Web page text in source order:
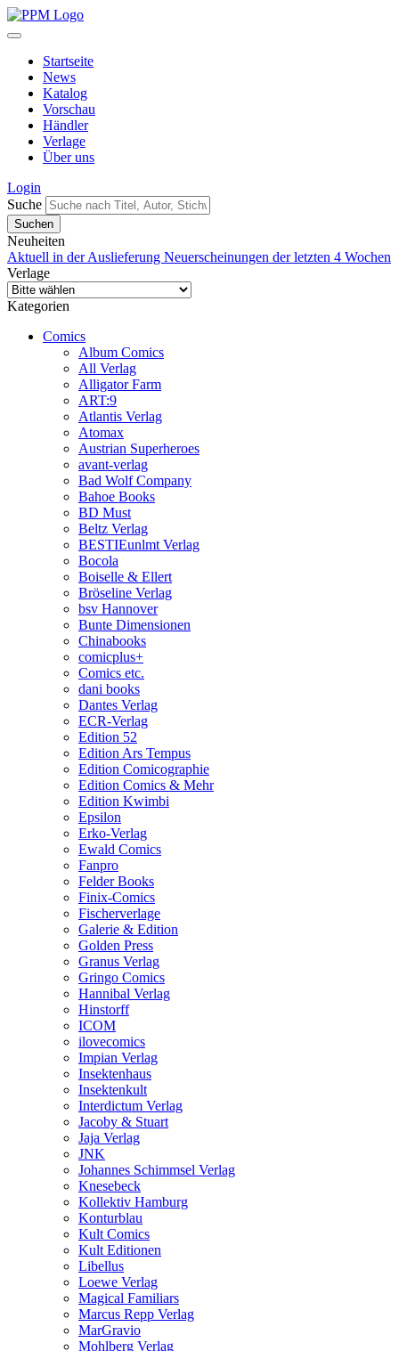
Startseite
News
Katalog
Vorschau
Händler
Verlage
Über uns
Login
Suche
Neuheiten
Aktuell in der Auslieferung Neuerscheinungen der letzten 4 Wochen
Verlage
Kategorien
Comics
Album Comics
All Verlag
Alligator Farm
ART:9
Atlantis Verlag
Atomax
Austrian Superheroes
avant-verlag
Bad Wolf Company
Bahoe Books
BD Must
Beltz Verlag
BESTIEunlmt Verlag
Bocola
Boiselle & Ellert
Bröseline Verlag
bsv Hannover
Bunte Dimensionen
Chinabooks
comicplus+
Comics etc.
dani books
Dantes Verlag
ECR-Verlag
Edition 52
Edition Ars Tempus
Edition Comicographie
Edition Comics & Mehr
Edition Kwimbi
Epsilon
Erko-Verlag
Ewald Comics
Fanpro
Felder Books
Finix-Comics
Fischerverlage
Galerie & Edition
Golden Press
Granus Verlag
Gringo Comics
Hannibal Verlag
Hinstorff
ICOM
ilovecomics
Impian Verlag
Insektenhaus
Insektenkult
Interdictum Verlag
Jacoby & Stuart
Jaja Verlag
JNK
Johannes Schimmsel Verlag
Knesebeck
Kollektiv Hamburg
Konturblau
Kult Comics
Kult Editionen
Libellus
Loewe Verlag
Magical Familiars
Marcus Repp Verlag
MarGravio
Mohlberg Verlag